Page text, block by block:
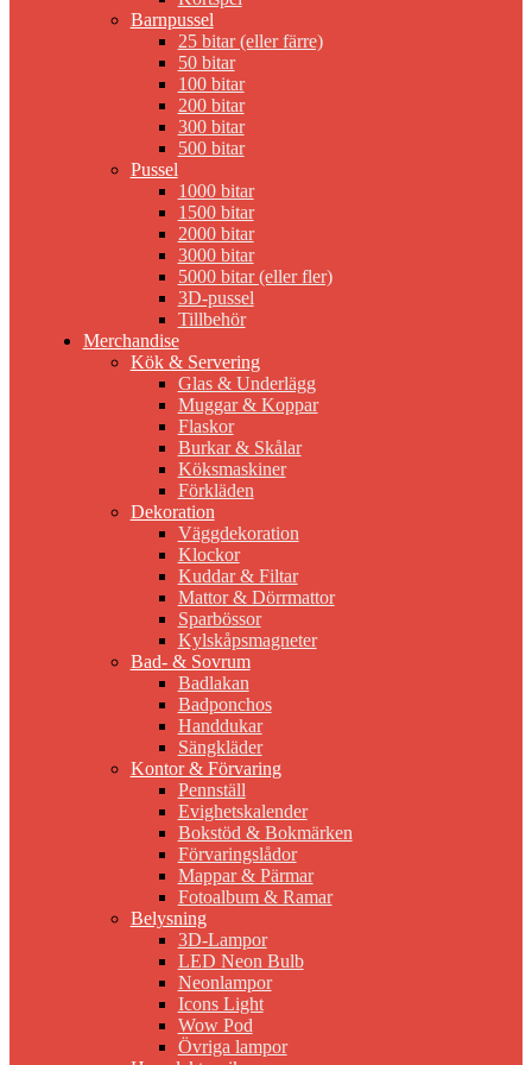
Barnpussel
25 bitar (eller färre)
50 bitar
100 bitar
200 bitar
300 bitar
500 bitar
Pussel
1000 bitar
1500 bitar
2000 bitar
3000 bitar
5000 bitar (eller fler)
3D-pussel
Tillbehör
Merchandise
Kök & Servering
Glas & Underlägg
Muggar & Koppar
Flaskor
Burkar & Skålar
Köksmaskiner
Förkläden
Dekoration
Väggdekoration
Klockor
Kuddar & Filtar
Mattor & Dörrmattor
Sparbössor
Kylskåpsmagneter
Bad- & Sovrum
Badlakan
Badponchos
Handdukar
Sängkläder
Kontor & Förvaring
Pennställ
Evighetskalender
Bokstöd & Bokmärken
Förvaringslådor
Mappar & Pärmar
Fotoalbum & Ramar
Belysning
3D-Lampor
LED Neon Bulb
Neonlampor
Icons Light
Wow Pod
Övriga lampor